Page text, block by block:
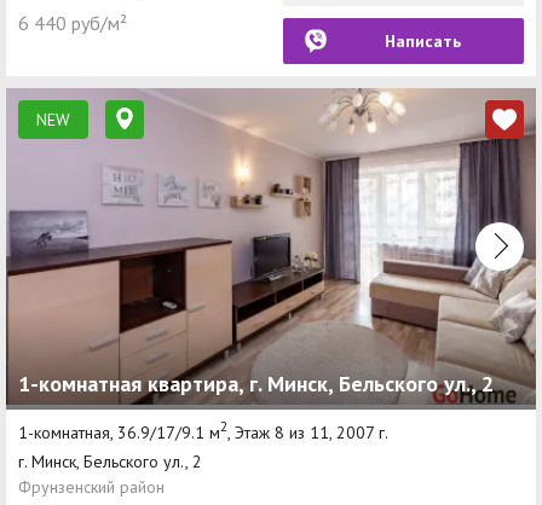
6 440 руб/м²
Написать
NEW
1-комнатная квартира, г. Минск, Бельского ул., 2
1-комнатная, 36.9/17/9.1 м2, Этаж 8 из 11, 2007 г.
г. Минск, Бельского ул., 2
Фрунзенский район